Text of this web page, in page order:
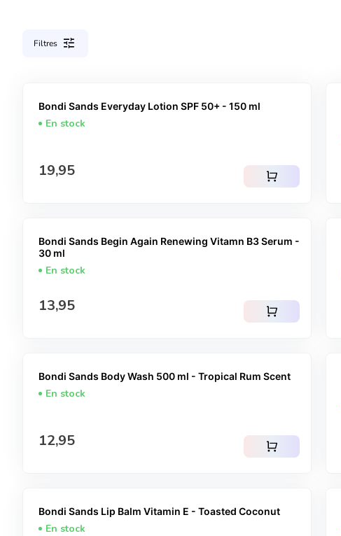
Filtres tune
Bondi Sands Everyday Lotion SPF 50+ - 150 ml
En stock
Prix normal
19,95 shopping_cart
Bondi Sands Begin Again Renewing Vitamn B3 Serum -
30 ml
En stock
Prix normal
13,95 shopping_cart
Bondi Sands Body Wash 500 ml - Tropical Rum Scent
En stock
Prix normal
12,95 shopping_cart
Bondi Sands Lip Balm Vitamin E - Toasted Coconut
En stock